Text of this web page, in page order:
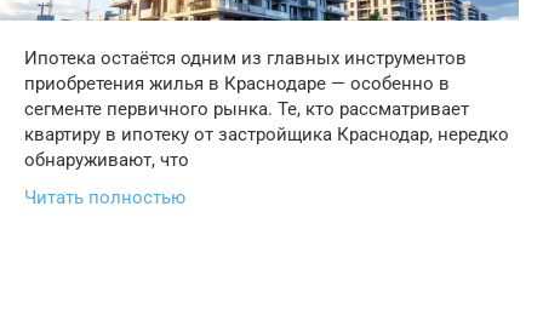
Ипотека остаётся одним из главных инструментов
приобретения жилья в Краснодаре — особенно в
сегменте первичного рынка. Те, кто рассматривает
квартиру в ипотеку от застройщика Краснодар, нередко
обнаруживают, что
Читать полностью